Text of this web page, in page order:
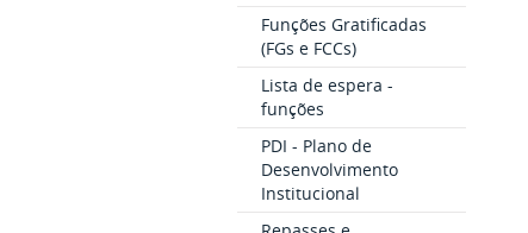
Funções Gratificadas
(FGs e FCCs)
Lista de espera -
funções
PDI - Plano de
Desenvolvimento
Institucional